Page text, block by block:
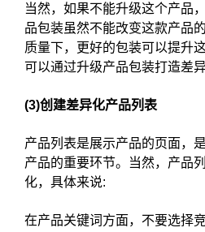
当然，如果不能升级这个产品
品包装虽然不能改变这款产品
质量下，更好的包装可以提升
可以通过升级产品包装打造差异
(3)创建差异化产品列表
产品列表是展示产品的页面，
产品的重要环节。当然，产品
化，具体来说:
在产品关键词方面，不要选择